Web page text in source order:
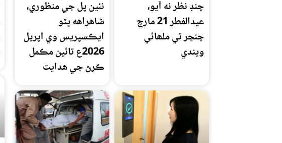
چنڊ نظر نه آيو،
عيدالفطر 21 مارچ
ڇنڇر تي ملھائي
ويندي
نئين پل جي منظوري،
شاهراهه ڀٽو
ايڪسپريس وي اپريل
2026ع تائين مڪمل
ڪرڻ جي هدايت